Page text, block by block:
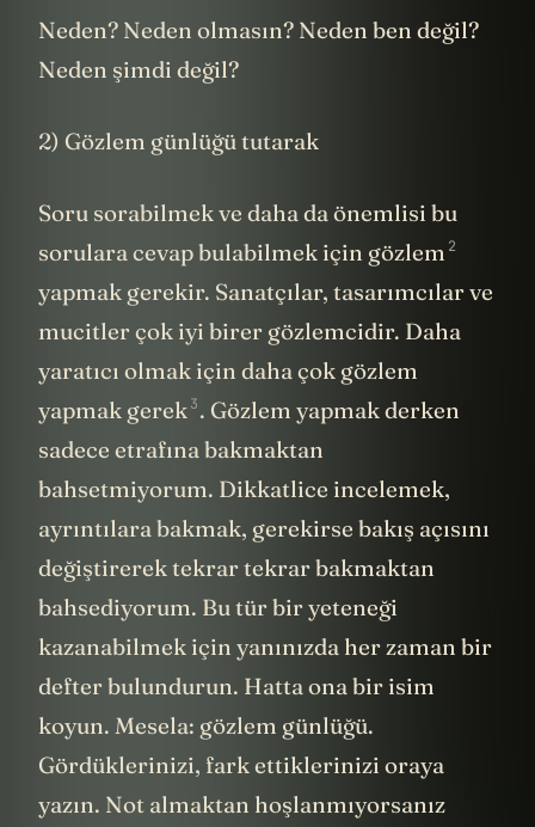
Neden? Neden olmasın? Neden ben değil?
Neden şimdi değil?
2) Gözlem günlüğü tutarak
Soru sorabilmek ve daha da önemlisi bu
sorulara cevap bulabilmek için gözlem 2
yapmak gerekir. Sanatçılar, tasarımcılar ve
mucitler çok iyi birer gözlemcidir. Daha
yaratıcı olmak için daha çok gözlem
yapmak gerek3. Gözlem yapmak derken
sadece etrafına bakmaktan
bahsetmiyorum. Dikkatlice incelemek,
ayrıntılara bakmak, gerekirse bakış açısını
değiştirerek tekrar tekrar bakmaktan
bahsediyorum. Bu tür bir yeteneği
kazanabilmek için yanınızda her zaman bir
defter bulundurun. Hatta ona bir isim
koyun. Mesela: gözlem günlüğü.
Gördüklerinizi, fark ettiklerinizi oraya
yazın. Not almaktan hoşlanmıyorsanız